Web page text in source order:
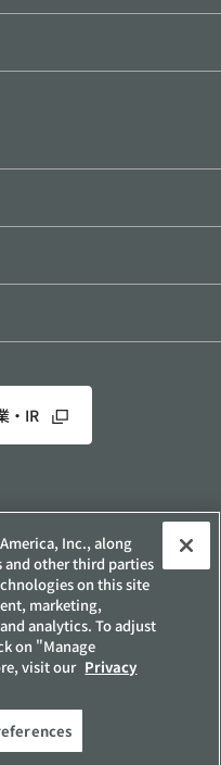
・IR
Inc., along
other third parties
on this site
marketing,
analytics. To adjust
on "Manage
visit our Privacy